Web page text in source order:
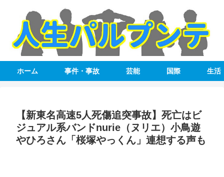
ホーム 事件・事故 芸能 国際 生活
【新東名高速5人死傷追突事故】死亡はビ
ジュアル系バンドnurie（ヌリエ）小鳥遊
やひろさん「桜塚やっくん」連想する声も